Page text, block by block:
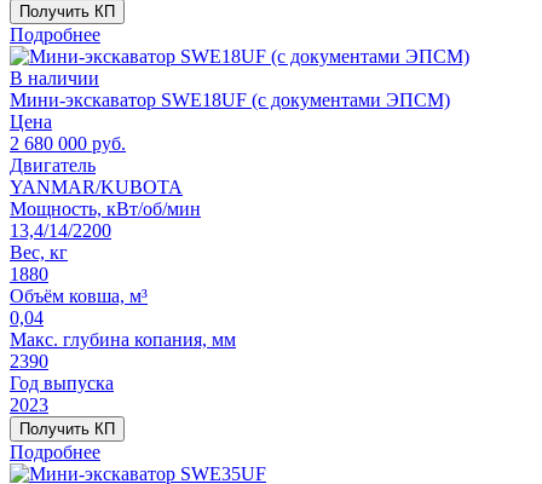
Получить КП
Подробнее
В наличии
Мини-экскаватор SWE18UF (с документами ЭПСМ)
Цена
2 680 000 руб.
Двигатель
YANMAR/KUBOTA
Мощность, кВт/об/мин
13,4/14/2200
Вес, кг
1880
Объём ковша, м³
0,04
Макс. глубина копания, мм
2390
Год выпуска
2023
Получить КП
Подробнее